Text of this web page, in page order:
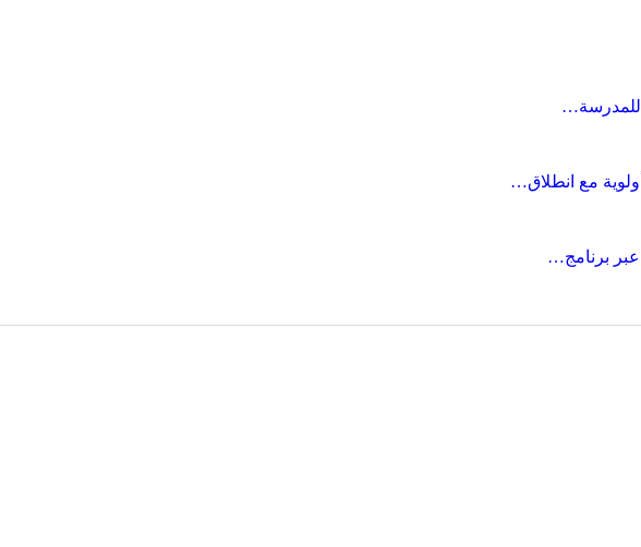
للمدرسة…
مع انطلاق…
عبر برنامج…